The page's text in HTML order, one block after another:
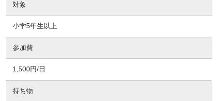
対象
小学5年生以上
参加費
1,500円/日
持ち物